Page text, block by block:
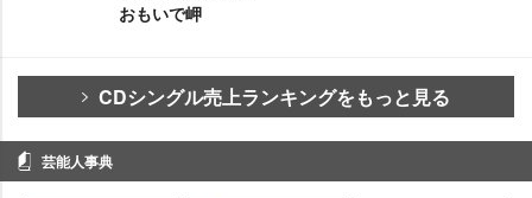
おもいで岬
CDシングル売上ランキングをもっと見る
芸能人事典